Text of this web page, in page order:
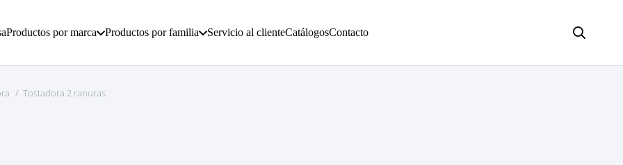
Productos por marca Productos por familia Servicio al clienteCatálogosContacto
/ Tostadora 2 ranuras